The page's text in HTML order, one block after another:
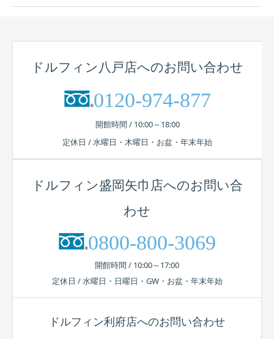
ドルフィン八戸店へのお問い合わせ
0120-974-877
開館時間 / 10:00～18:00
定休日 / 水曜日・木曜日・お盆・年末年始
ドルフィン盛岡矢巾店へのお問い合
わせ
0800-800-3069
開館時間 / 10:00～17:00
定休日 / 水曜日・日曜日・GW・お盆・年末年始
ドルフィン利府店へのお問い合わせ